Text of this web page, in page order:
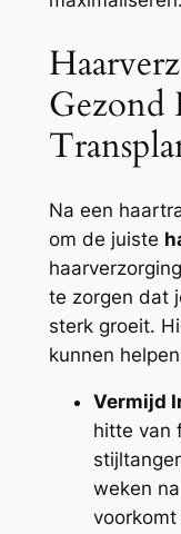
Gezond
Na een
om de juiste
te zorgen dat
sterk groeit.
kunnen
Vermijd
hitte van
weken